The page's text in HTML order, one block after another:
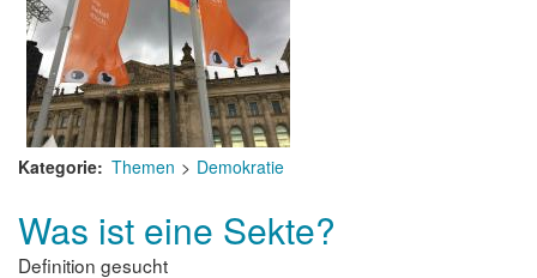
Kategorie Themen Demokratie
Was ist eine Sekte?
Definition gesucht